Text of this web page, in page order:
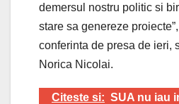
demersul nostru politic si
stare sa genereze
conferinta de presa de ieri,
Norica Nicolai.
Citeste si: SUA nu iau